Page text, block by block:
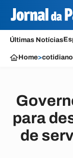
Últimas Notícias
Home>cotidiano
para
de